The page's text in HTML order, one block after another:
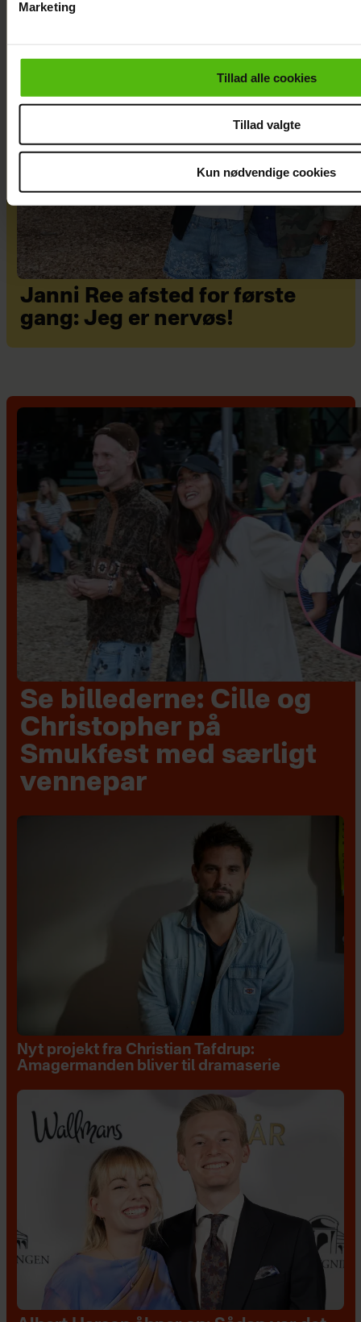
cookiepolitik.
Marketing
Tillad alle cookies
Tillad valgte
Kun nødvendige cookies
Janni Ree afsted for første
gang: Jeg er nervøs!
Se billederne: Cille og
Christopher på
Smukfest med særligt
vennepar
Nyt projekt fra Christian Tafdrup:
Amagermanden bliver til dramaserie